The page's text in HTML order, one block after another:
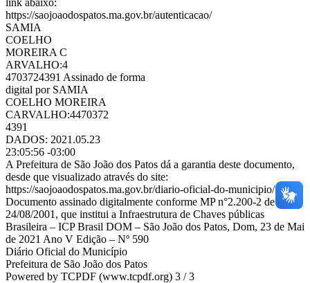
https://saojoaodospatos.ma.gov.br/autenticacao/
SAMIA
COELHO
MOREIRA C
ARVALHO:4
4703724391 Assinado de forma
digital por SAMIA
COELHO MOREIRA
CARVALHO:4470372
4391
DADOS: 2021.05.23
23:05:56 -03:00
A Prefeitura de São João dos Patos dá a garantia deste documento,
desde que visualizado através do site:
https://saojoaodospatos.ma.gov.br/diario-oficial-do-municipio/
Documento assinado digitalmente conforme MP n°2.200-2 de
24/08/2001, que institui a Infraestrutura de Chaves públicas
Brasileira – ICP Brasil DOM – São João dos Patos, Dom, 23 de Mai
de 2021 Ano V Edição – Nº 590
Diário Oficial do Município
Prefeitura de São João dos Patos
Powered by TCPDF (www.tcpdf.org) 3 / 3